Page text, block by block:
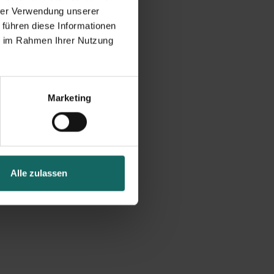
Verwendung unserer
diese Informationen
Rahmen Ihrer Nutzung
Marketing
Alle zulassen